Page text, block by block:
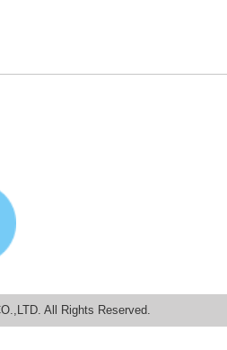
All Rights Reserved.